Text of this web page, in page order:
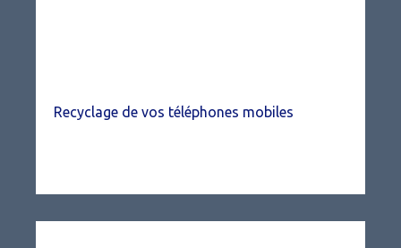
Recyclage de vos téléphones mobiles